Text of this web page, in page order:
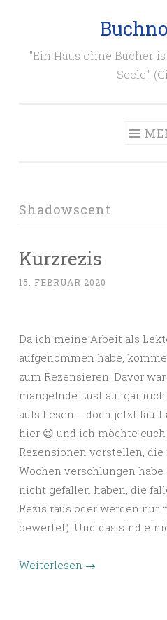
"Ein Haus ohne Bücher
Seele."
Shadowscent
Kurzrezis
15. FEBRUAR 2020
Da ich meine Arbeit als
aufgenommen habe,
zum Rezensieren. Davor
mangelnde Lust auf gar
aufs Lesen … doch jetzt
hier 😉 und ich möchte
Rezensionen vorstellen,
Wochen verschlungen
nicht gefallen haben, die
Rezis raus oder werden nur
bewertet). Und das sind
Weiterlesen →